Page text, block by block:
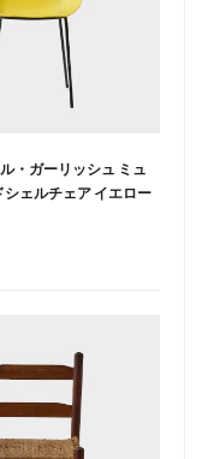
・ガーリッシュ ミュ
シェルチェア イエロー